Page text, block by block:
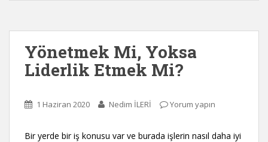
Yönetmek Mi, Yoksa
Liderlik Etmek Mi?
1 Haziran 2020 Nedim İLERİ Yorum yapın
Bir yerde bir iş konusu var ve burada işlerin nasıl daha iyi